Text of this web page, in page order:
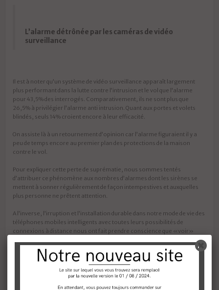
L’alarme détrônée par les caméras de vidéo
surveillance
Il est à noter qu’un système de vidéo surveillance apparaît largement
plus performant dans la lutte contre l’intrusion et le vol que l’alarme
pour 43,5% des interrogés. Comparativement, ils ne sont plus que
26,5% à privilégier l’alarme anti intrusion. Quant aux portes et volets
blindés, seuls 14% croient encore à leur efficacité.
On assiste là à un retournement d’opinion car l’alarme figuraient il y a
peu de temps encore au premier plan des protections de la maison
contre le vol.
Pour expliquer cette perte de suprématie, nous sommes tentés
d’attribuer ce phénomène aux nombres d’alarmes dont les sirènes se
mettent à sonner régulièrement de façon intempestives et auxquelles
plus personne ne prêtent attention.
A l’inverse, l’irruption et l’installation durable dans notre mode de vie des
téléphones mobiles intelligents avec toutes leurs possibilités de
connexions à distance nous ont fait prendre conscience que «voir»
complète en matière de sécurité était à la portée de chacun. Un pas que
beaucoup ont franchit aujourd’hui !